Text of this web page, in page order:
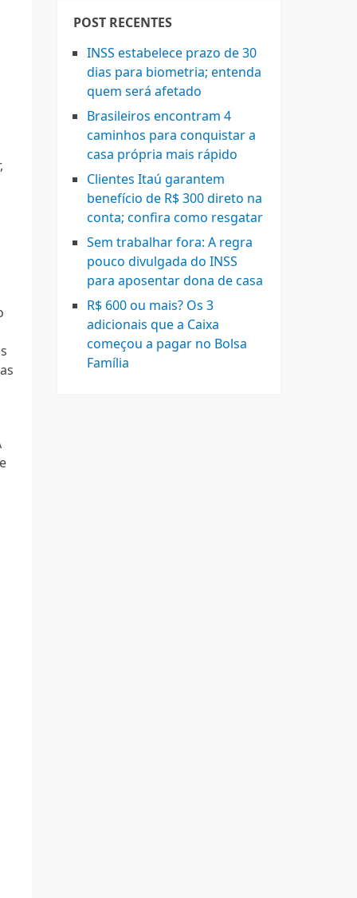
POST RECENTES
INSS estabelece prazo de 30
dias para biometria; entenda
quem será afetado
Brasileiros encontram 4
caminhos para conquistar a
casa própria mais rápido
Clientes Itaú garantem
benefício de R$ 300 direto na
conta; confira como resgatar
Sem trabalhar fora: A regra
pouco divulgada do INSS
para aposentar dona de casa
R$ 600 ou mais? Os 3
adicionais que a Caixa
começou a pagar no Bolsa
Família